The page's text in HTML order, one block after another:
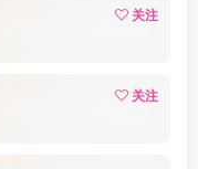
关注
关注